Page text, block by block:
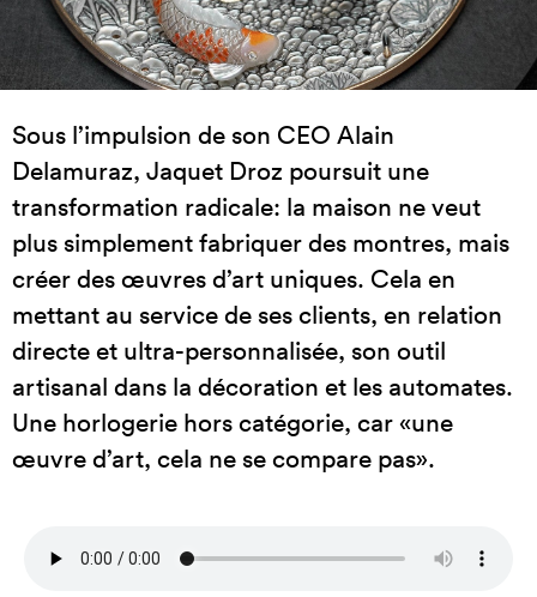
Sous l’impulsion de son CEO Alain
Delamuraz, Jaquet Droz poursuit une
transformation radicale: la maison ne veut
plus simplement fabriquer des montres, mais
créer des œuvres d’art uniques. Cela en
mettant au service de ses clients, en relation
directe et ultra-personnalisée, son outil
artisanal dans la décoration et les automates.
Une horlogerie hors catégorie, car «une
œuvre d’art, cela ne se compare pas».